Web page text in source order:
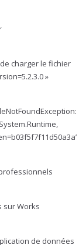
charger le fichier
»
sur Works
de données